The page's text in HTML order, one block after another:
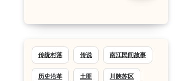
传统村落 传说 南江民间故事
历史沿革 土匪 川陕苏区